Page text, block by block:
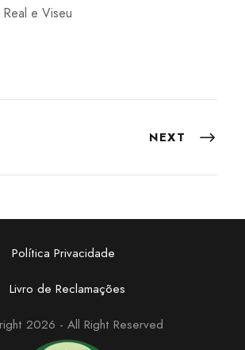
e Viseu
NEXT
Política Privacidade
Livro de Reclamações
2026 - All Right Reserved